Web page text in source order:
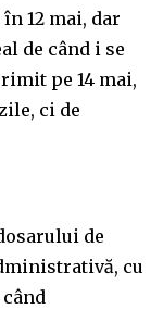
12 mai, dar
de când i se
pe 14 mai,
ci de
de
cu